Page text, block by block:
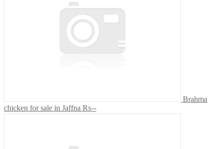
Brahma
chicken for sale in Jaffna ₨--